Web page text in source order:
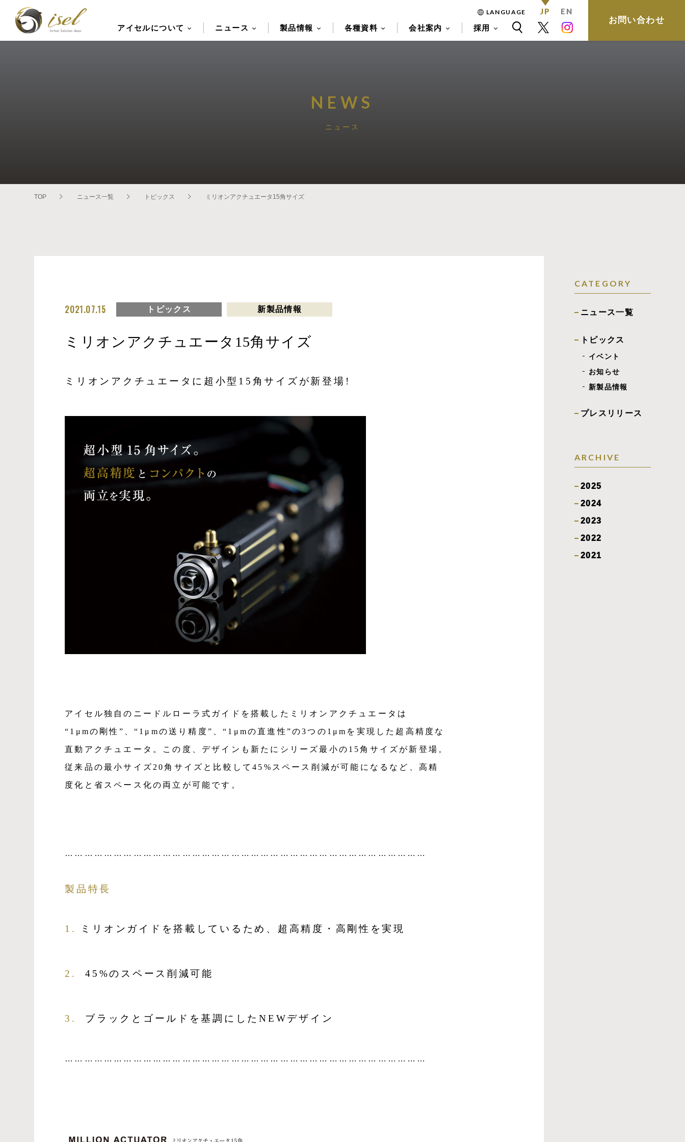
アイセルについて ニュース 製品情報 各種資料 会社案内 採用
LANGUAGE JP EN
お問い合わせ
NEWS
ニュース
TOP ニュース一覧 トピックス ミリオンアクチュエータ15角サイズ
2021.07.15 トピックス 新製品情報
ミリオンアクチュエータ15角サイズ
ミリオンアクチュエータに超小型15角サイズが新登場!
アイセル独自のニードルローラ式ガイドを搭載したミリオンアクチュエータは
“1μmの剛性”、“ 1μmの送り精度”、“1μmの直進性”の3つの1μmを 実現した超高精度な
直動アクチュエータ。この度、デザインも新たにシリーズ最小の15角サイズが新登場。
従来品の最小サイズ20角サイズと比較して45%スペース削減が可能になるなど、高精
度化と省スペース化の両立が可能です。
…………………………………………………………………………………………………
製品特長
1. ミリオンガイドを搭載しているため、超高精度・高剛性を実現
2.45%のスペース削減可能
3. ブラックとゴールドを基調にしたNEWデザイン
…………………………………………………………………………………………………
CATEGORY
ニュース一覧
トピックス
イベント
お知らせ
新製品情報
プレスリリース
ARCHIVE
2025
2024
2023
2022
2021